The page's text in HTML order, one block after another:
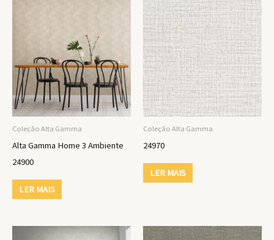
Coleção Alta Gamma
Alta Gamma Home 3 Ambiente
24900
LER MAIS
Coleção Alta Gamma
24970
LER MAIS